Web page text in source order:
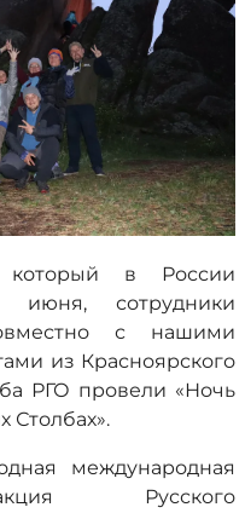
который в России
июня, сотрудники
с нашими
из Красноярского
РГО провели «Ночь
Столбах».
международная
Русского